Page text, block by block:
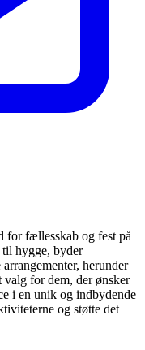
for fællesskab og fest på
til hygge, byder
herunder
valg for dem, der ønsker
i en unik og indbydende
og støtte det